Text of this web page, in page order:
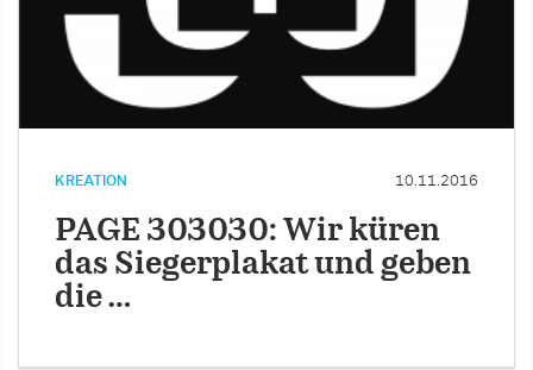
KREATION 10.11.2016
PAGE 303030: Wir küren
das Siegerplakat und geben
die …